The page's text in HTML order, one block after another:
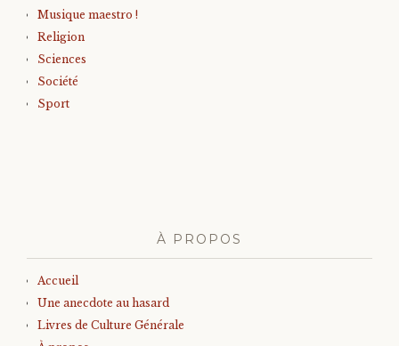
Musique maestro !
Religion
Sciences
Société
Sport
À PROPOS
Accueil
Une anecdote au hasard
Livres de Culture Générale